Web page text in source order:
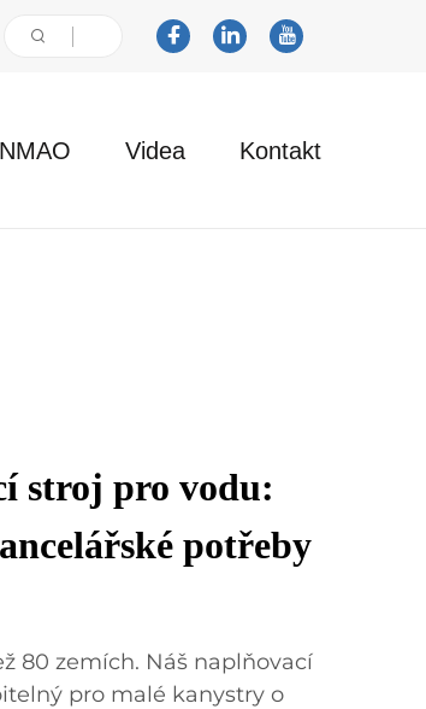
Videa Kontakt
stroj pro vodu:
potřeby
80 zemích. Náš naplňovací
pro malé kanystry o